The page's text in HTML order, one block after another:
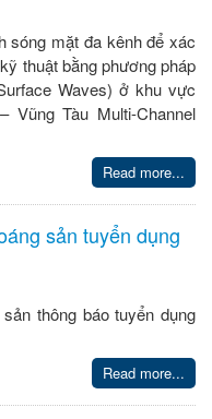
sóng mặt đa kênh để xác
thuật bằng phương pháp
Waves) ở khu vực
Vũng Tàu Multi-Channel
Read more...
sản tuyển dụng
thông báo tuyển dụng
Read more...